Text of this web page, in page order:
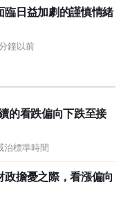
臨日益加劇的謹慎情緒
鐘以前
的看跌偏向下跌至接
治標準時間
擔憂之際，看漲偏向